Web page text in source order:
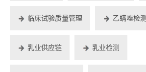
临床试验质量管理 乙螨唑检测
乳业供应链 乳业检测